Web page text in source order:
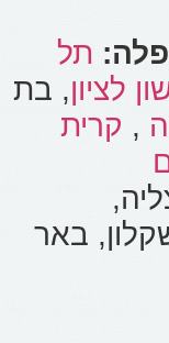
תל
לציון, בת
, קרית
באר